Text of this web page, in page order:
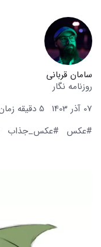
سامان قربانی
روزنامه نگار
07 آذر 1403
5 دقیقه زمان مطالعه
#عکس
#عکس_جذاب